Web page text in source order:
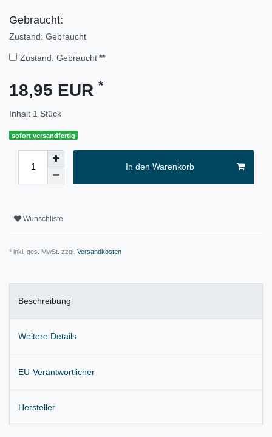
Gebraucht:
Zustand: Gebraucht
Zustand: Gebraucht **
18,95 EUR *
Inhalt 1 Stück
sofort versandfertig
In den Warenkorb
Wunschliste
* inkl. ges. MwSt. zzgl. Versandkosten
Beschreibung
Weitere Details
EU-Verantwortlicher
Hersteller